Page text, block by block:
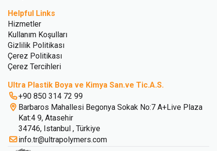
Helpful Links
Hizmetler
Kullanım Koşulları
Gizlilik Politikası
Çerez Politikası
Çerez Tercihleri
Ultra Plastik Boya ve Kimya San.ve Tic.A.S.
+90 850 314 72 99
Barbaros Mahallesi Begonya Sokak No:7 A+Live Plaza
Kat:4 9, Atasehir
34746, Istanbul , Türkiye
info.tr@ultrapolymers.com